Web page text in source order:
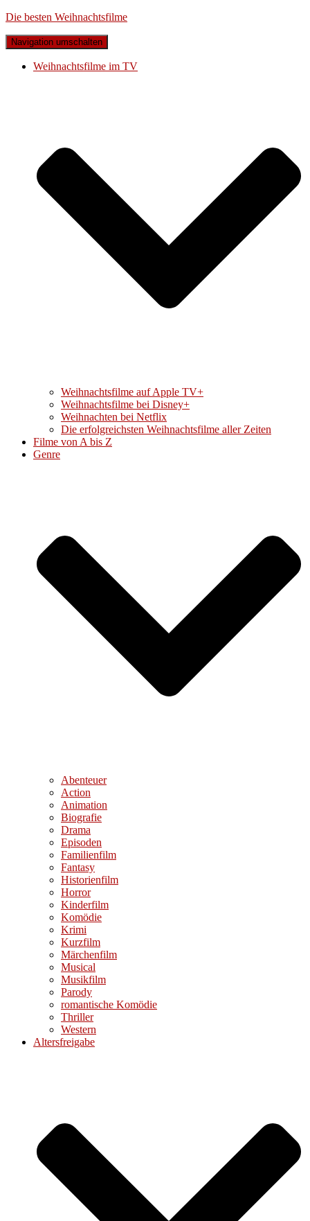
Die besten Weihnachtsfilme
Navigation umschalten
Weihnachtsfilme im TV
Weihnachtsfilme auf Apple TV+
Weihnachtsfilme bei Disney+
Weihnachten bei Netflix
Die erfolgreichsten Weihnachtsfilme aller Zeiten
Filme von A bis Z
Genre
Abenteuer
Action
Animation
Biografie
Drama
Episoden
Familienfilm
Fantasy
Historienfilm
Horror
Kinderfilm
Komödie
Krimi
Kurzfilm
Märchenfilm
Musical
Musikfilm
Parody
romantische Komödie
Thriller
Western
Altersfreigabe